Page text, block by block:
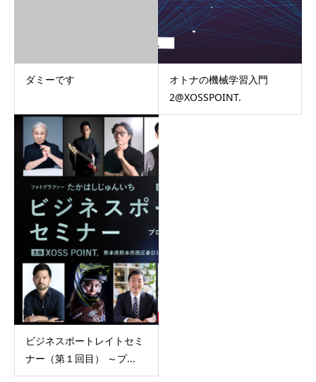
ダミーです
オトナの機械学習入門
2@XOSSPOINT.
ビジネスポートレイトセミ
ナー（第１回目） ～プ...